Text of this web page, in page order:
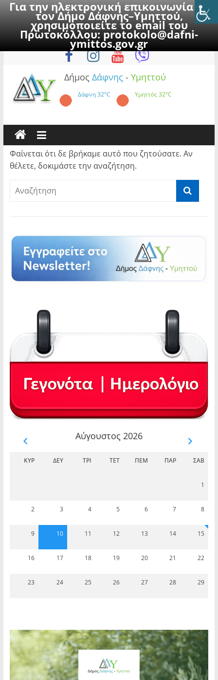
Για την ηλεκτρονική επικοινωνία με
τον Δήμο Δάφνης–Υμηττού,
χρησιμοποιείτε το email του
Πρωτοκόλλου:protokolo@dafni-
ymittos.gov.gr
to
Δευτέρα, 10 Αυγούστου 2026
Δήμος Δάφνης - Υμηττού
Δάφνη32°C Υμηττός32°C
Φαίνεται ότι δε βρήκαμε αυτό που ζητούσατε. Αν
θέλετε, δοκιμάστε την αναζήτηση.
Αύγουστος 2026
ΚΥΡ ΔΕΥ ΤΡΊ ΤΕΤ ΠΈΜ ΠΑΡ ΣΆΒ
1
2 3 4 5 6 7 8
9 10 11 12 13 14 15
16 17 18 19 20 21 22
23 24 25 26 27 28 29